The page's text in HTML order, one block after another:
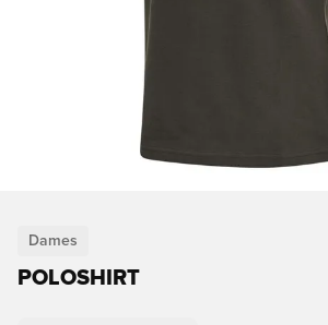
Dames
POLOSHIRT